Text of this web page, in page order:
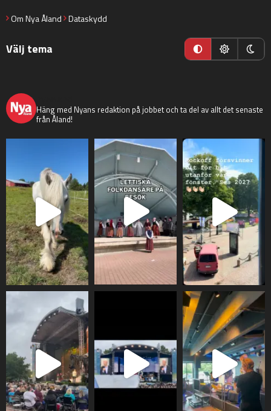
Om Nya Åland Dataskydd
Välj tema
Häng med Nyans redaktion på jobbet och ta del av allt det senaste
från Åland!